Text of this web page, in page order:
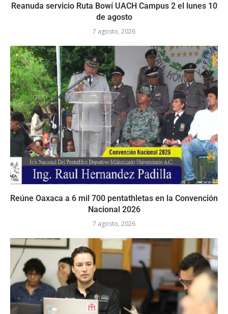
Reanuda servicio Ruta Bowí UACH Campus 2 el lunes 10
de agosto
7 agosto, 2026
Reúne Oaxaca a 6 mil 700 pentathletas en la Convención
Nacional 2026
7 agosto, 2026